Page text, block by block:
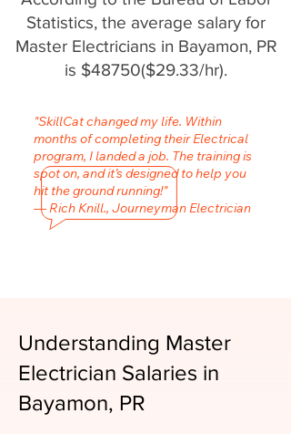
Statistics, the average salary for
Master Electricians in Bayamon, PR
is $48750($29.33/hr).
"SkillCat changed my life. Within
months of completing their Electrical
program, I landed a job. The training is
spot on, and it’s designed to help you
hit the ground running!"
— Rich Knill., Journeyman Electrician
Understanding Master
Electrician Salaries in
Bayamon, PR